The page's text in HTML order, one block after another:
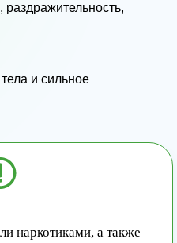
и сильное
наркотиками, а также